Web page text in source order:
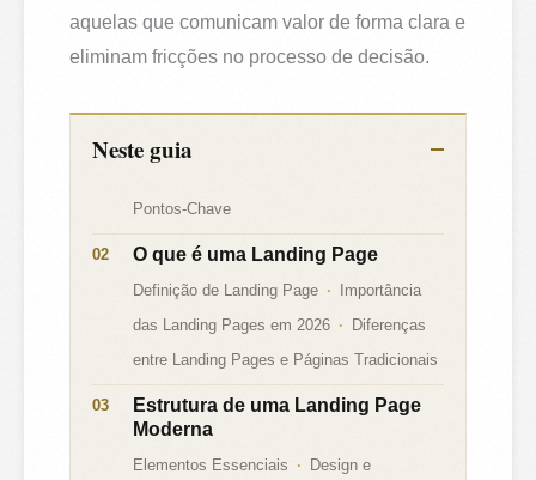
aquelas que comunicam valor de forma clara e
eliminam fricções no processo de decisão.
Neste guia
Pontos-Chave
O que é uma Landing Page
Definição de Landing Page
Importância
das Landing Pages em 2026
Diferenças
entre Landing Pages e Páginas Tradicionais
Estrutura de uma Landing Page
Moderna
Elementos Essenciais
Design e